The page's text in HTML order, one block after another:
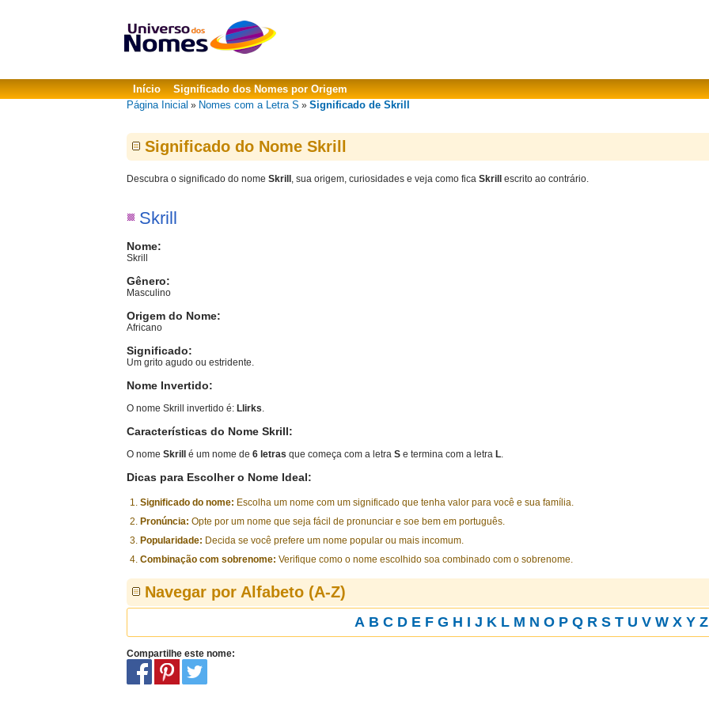
Início
Significado dos Nomes por Origem
Página Inicial » Nomes com a Letra S » Significado de Skrill
Significado do Nome Skrill
Descubra o significado do nome Skrill , sua origem, curiosidades e veja como fica Skrill escrito ao contrário.
Skrill
Nome:
Skrill
Gênero:
Masculino
Origem do Nome:
Africano
Significado:
Um grito agudo ou estridente.
Nome Invertido:
O nome Skrill invertido é: Llirks.
Características do Nome Skrill:
O nome Skrill é um nome de 6 letras que começa com a letra S e termina com a letra L.
Dicas para Escolher o Nome Ideal:
Significado do nome: Escolha um nome com um significado que tenha valor para você e sua família.
Pronúncia: Opte por um nome que seja fácil de pronunciar e soe bem em português.
Popularidade: Decida se você prefere um nome popular ou mais incomum.
Combinação com sobrenome: Verifique como o nome escolhido soa combinado com o sobrenome.
Navegar por Alfabeto (A-Z)
A B C D E F G H I J K L M N O P Q R S T U V W X Y Z
Compartilhe este nome: